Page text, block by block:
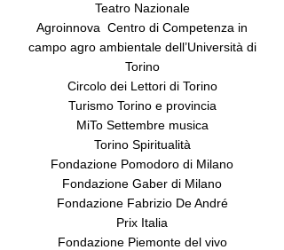
Teatro Nazionale
Agroinnova Centro di Competenza in
campo agro ambientale dell’Università di
Torino
Circolo dei Lettori di Torino
Turismo Torino e provincia
MiTo Settembre musica
Torino Spiritualità
Fondazione Pomodoro di Milano
Fondazione Gaber di Milano
Fondazione Fabrizio De André
Prix Italia
Fondazione Piemonte del vivo